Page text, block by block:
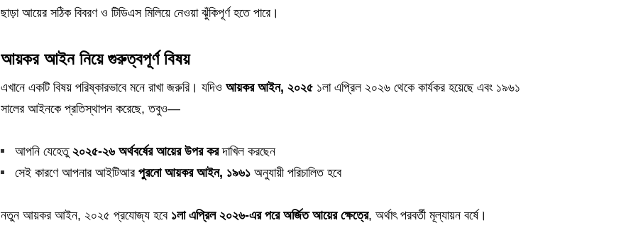
ছাড়া আয়ের সঠিক বিবরণ ও টিডিএস মিলিয়ে নেওয়া ঝুঁকিপূর্ণ হতে পারে।
আয়কর আইন নিয়ে গুরুত্বপূর্ণ বিষয়
এখানে একটি বিষয় পরিষ্কারভাবে মনে রাখা জরুরি। যদিও আয়কর আইন, ২০২৫১লা এপ্রিল ২০২৬ থেকে কার্যকর হয়েছে এবং ১৯৬১
সালের আইনকে প্রতিস্থাপন করেছে, তবুও—
আপনি যেহেতু ২০২৫-২৬ অর্থবর্ষের আয়ের উপর করদাখিল করছেন
সেই কারণে আপনার আইটিআর পুরনো আয়কর আইন, ১৯৬১অনুযায়ী পরিচালিত হবে
নতুন আয়কর আইন, ২০২৫ প্রযোজ্য হবে ১লা এপ্রিল ২০২৬-এর পরে অর্জিত আয়ের ক্ষেত্রে, অর্থাৎ পরবর্তী মূল্যায়ন বর্ষে।